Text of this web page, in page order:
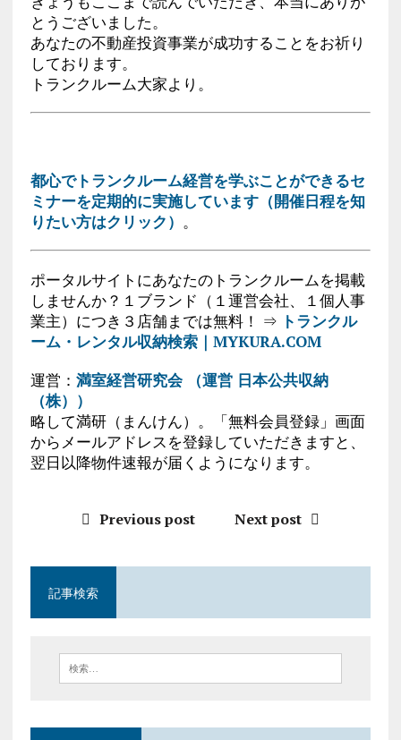
とうございました。
あなたの不動産投資事業が成功することをお祈り
しております。
トランクルーム大家より。
都心でトランクルーム経営を学ぶことができるセ
ミナーを定期的に実施しています（開催日程を知
りたい方はクリック） 。
ポータルサイトにあなたのトランクルームを掲載
しませんか？１ブランド（１運営会社、１個人事
業主）につき３店舗までは無料！ ⇒ トランクル
ーム・レンタル収納検索｜MYKURA.COM
運営： 満室経営研究会 （運営 日本公共収納
（株））
略して満研（まんけん）。「無料会員登録」画面
からメールアドレスを登録していただきますと、
翌日以降物件速報が届くようになります。
Previous post Next post
記事検索